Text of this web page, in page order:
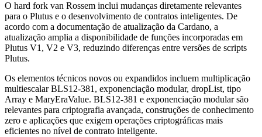
O hard fork van Rossem inclui mudanças diretamente relevantes
para o Plutus e o desenvolvimento de contratos inteligentes. De
acordo com a documentação de atualização da Cardano, a
atualização amplia a disponibilidade de funções incorporadas em
Plutus V1, V2 e V3, reduzindo diferenças entre versões de scripts
Plutus.
Os elementos técnicos novos ou expandidos incluem multiplicação
multiescalar BLS12-381, exponenciação modular, dropList, tipo
Array e MaryEraValue. BLS12-381 e exponenciação modular são
relevantes para criptografia avançada, construções de conhecimento
zero e aplicações que exigem operações criptográficas mais
eficientes no nível de contrato inteligente.